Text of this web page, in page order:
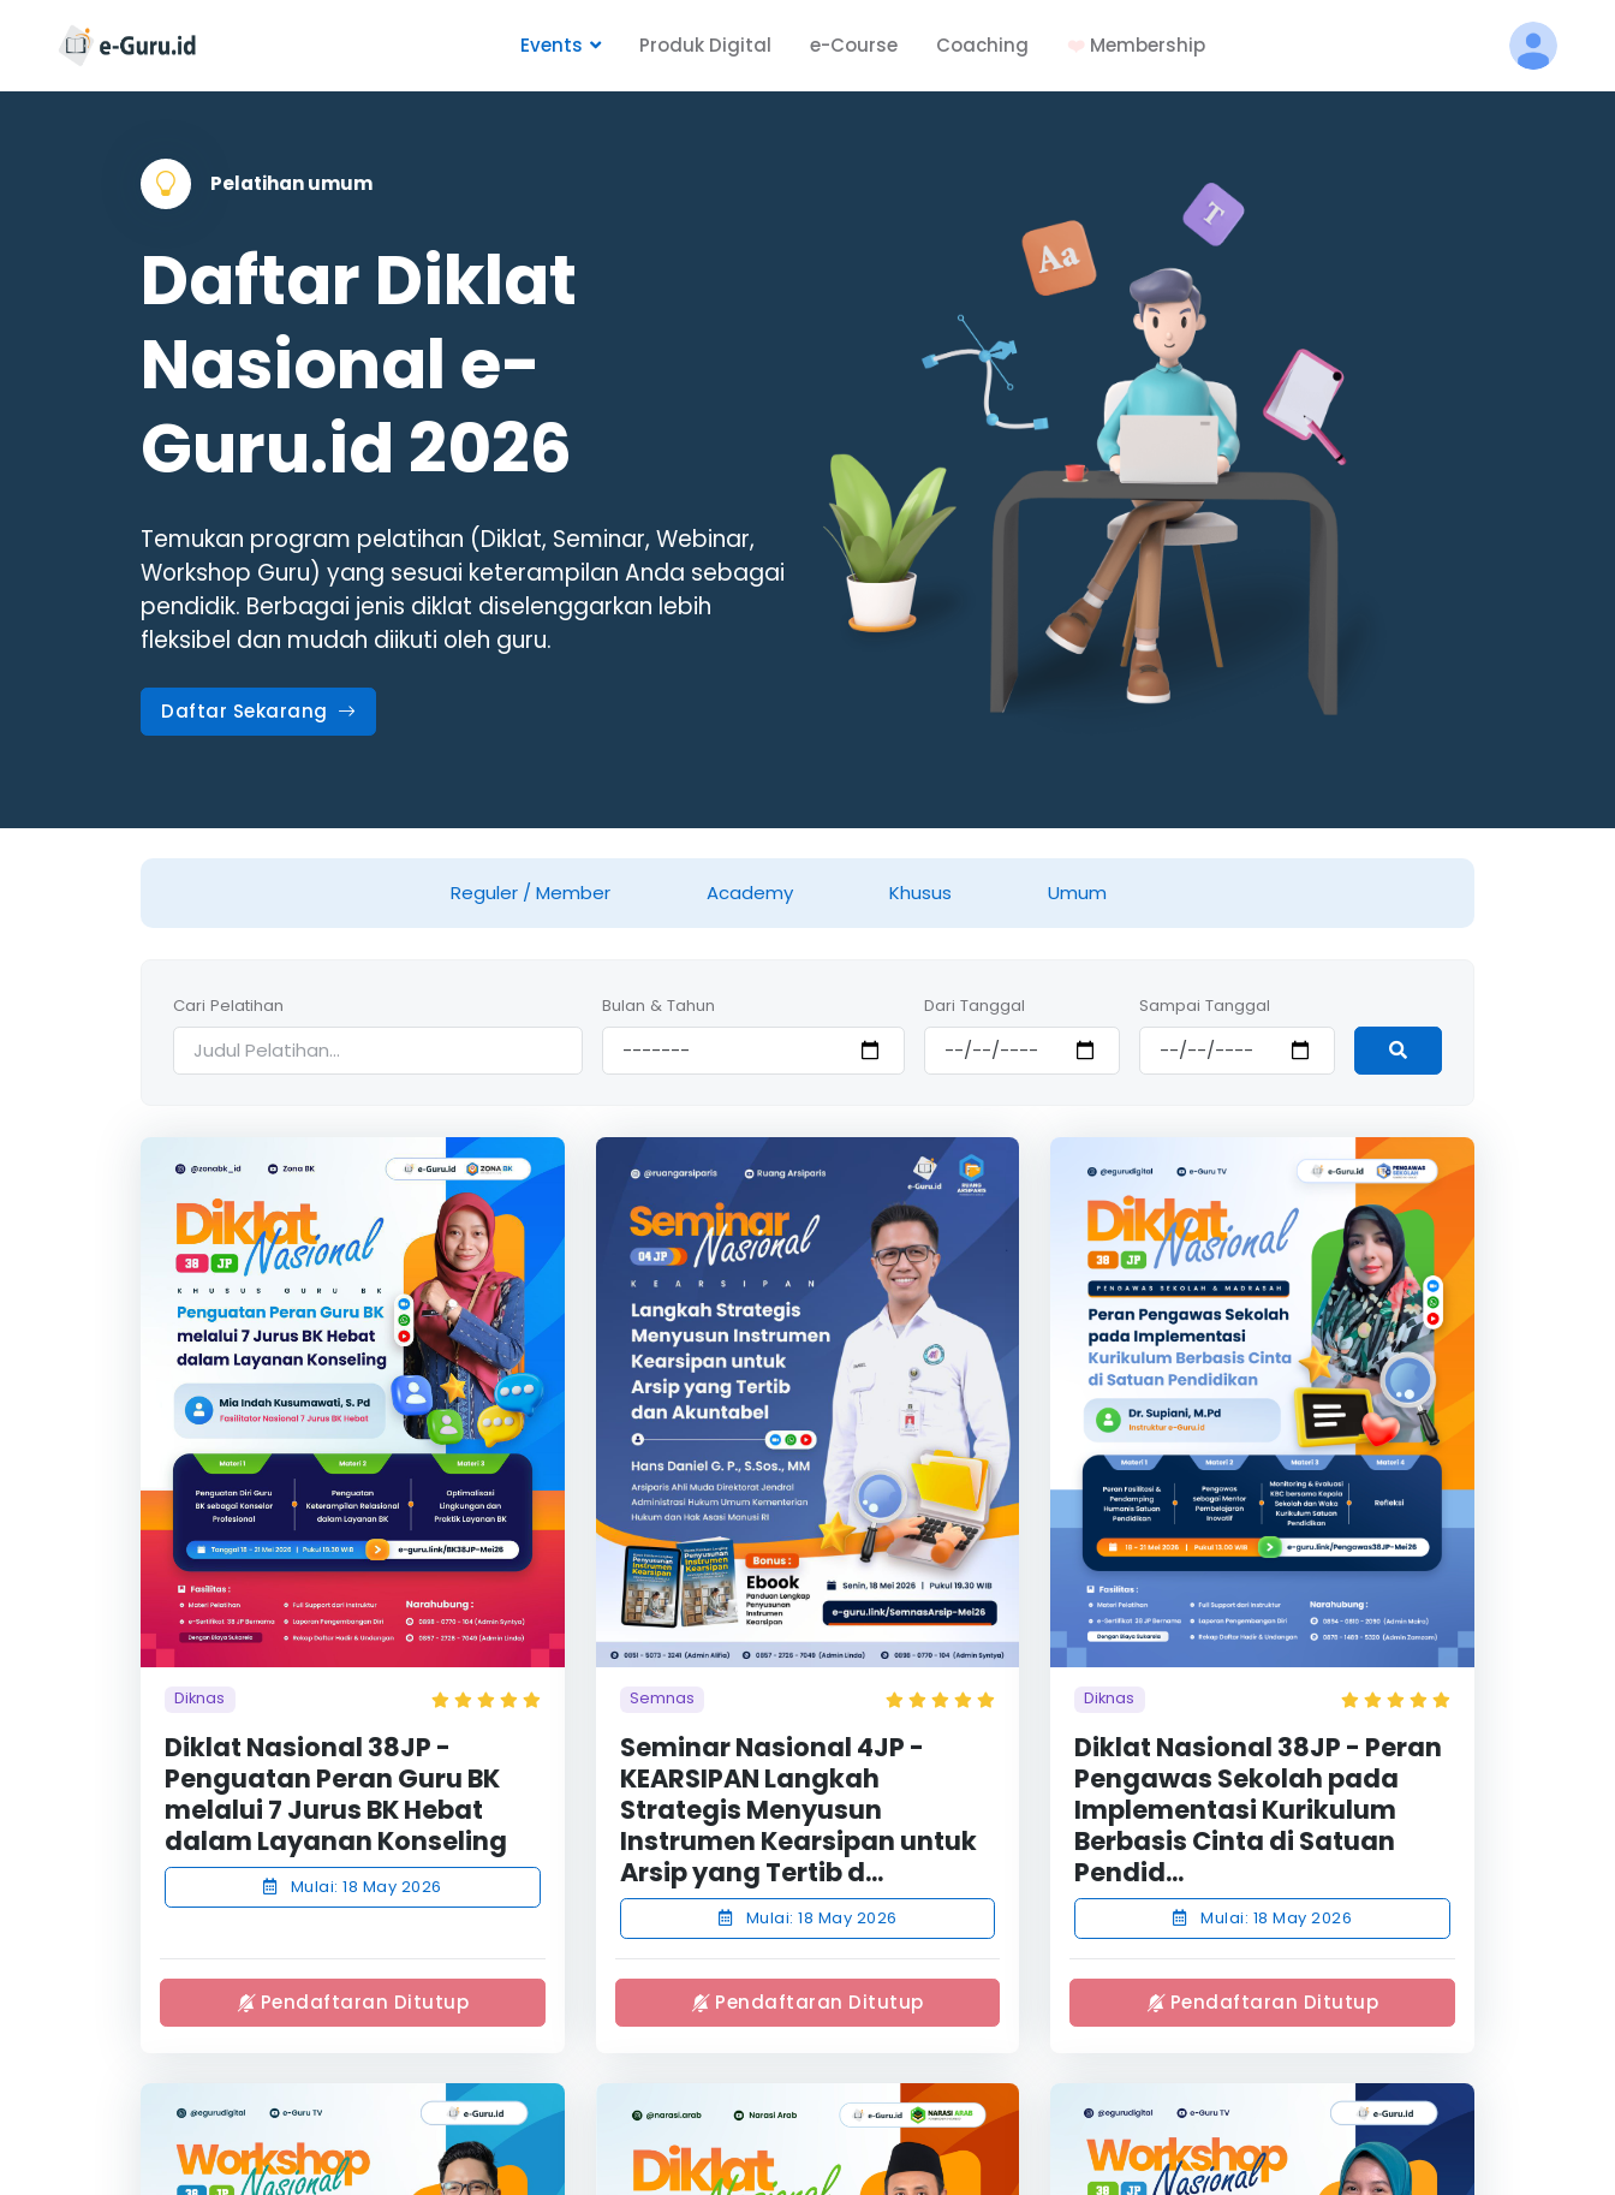
Events Produk Digital e-Course Coaching ❤️ Membership
Pelatihan umum
Daftar Diklat
Nasional e-
Guru.id 2026
Temukan program pelatihan (Diklat, Seminar, Webinar,
Workshop Guru) yang sesuai keterampilan Anda sebagai
pendidik. Berbagai jenis diklat diselenggarkan lebih
fleksibel dan mudah diikuti oleh guru.
Daftar Sekarang
Reguler / Member Academy Khusus Umum
Cari Pelatihan Bulan & Tahun Dari Tanggal Sampai Tanggal
Diknas
Diklat Nasional 38JP -
Penguatan Peran Guru BK
melalui 7 Jurus BK Hebat
dalam Layanan Konseling
Mulai: 18 May 2026
Pendaftaran Ditutup
Semnas
Seminar Nasional 4JP -
KEARSIPAN Langkah
Strategis Menyusun
Instrumen Kearsipan untuk
Arsip yang Tertib d...
Mulai: 18 May 2026
Pendaftaran Ditutup
Diknas
Diklat Nasional 38JP - Peran
Pengawas Sekolah pada
Implementasi Kurikulum
Berbasis Cinta di Satuan
Pendid...
Mulai: 18 May 2026
Pendaftaran Ditutup